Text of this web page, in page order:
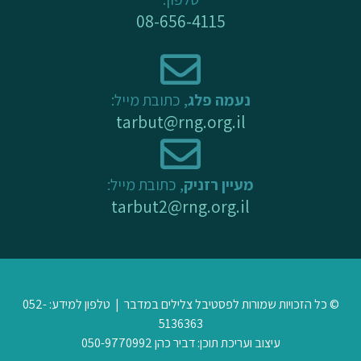
f
08-656-4115
נעמה פלג, כתובת מייל:
tarbut@rng.org.il
מעיין רזניק, כתובת מייל:
tarbut2@rng.org.il
© כל הזכויות שמורות לפסטיבל צלילים במדבר | טלפון למידע: 052-
5136363
עיצוב ועריכת תוכן: דביר כהן 050-9770992